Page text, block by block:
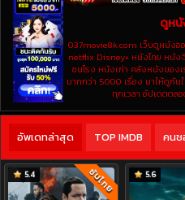
ดูห
037movie8k.com เว็บดูหนังอ
netflix Disney+ หนังไทย หนั
ชนโรง หนังเก่า คลังหนังของ
มากกว่า 5000 เรื่อง มาให้ดูกั
ทุกเวลา อัปเดตตล
อัพเดทล่าสุด TOP IMDB คน
5.4 ซับไทย 5.6